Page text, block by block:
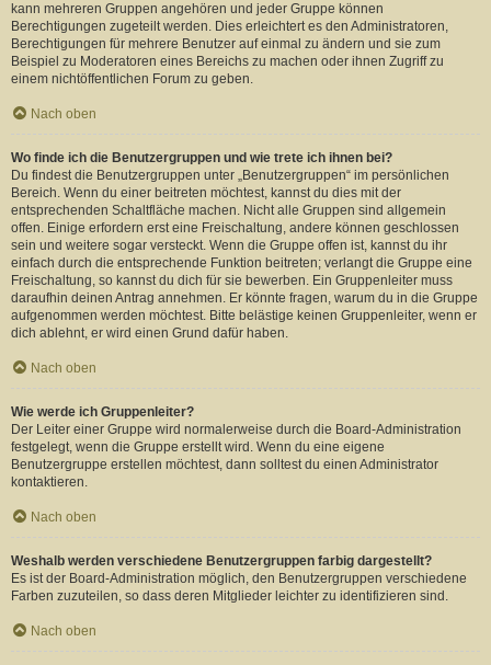
kann mehreren Gruppen angehören und jeder Gruppe können
Berechtigungen zugeteilt werden. Dies erleichtert es den Administratoren,
Berechtigungen für mehrere Benutzer auf einmal zu ändern und sie zum
Beispiel zu Moderatoren eines Bereichs zu machen oder ihnen Zugriff zu
einem nichtöffentlichen Forum zu geben.
Nach oben
Wo finde ich die Benutzergruppen und wie trete ich ihnen bei?
Du findest die Benutzergruppen unter „Benutzergruppen“ im persönlichen
Bereich. Wenn du einer beitreten möchtest, kannst du dies mit der
entsprechenden Schaltfläche machen. Nicht alle Gruppen sind allgemein
offen. Einige erfordern erst eine Freischaltung, andere können geschlossen
sein und weitere sogar versteckt. Wenn die Gruppe offen ist, kannst du ihr
einfach durch die entsprechende Funktion beitreten; verlangt die Gruppe eine
Freischaltung, so kannst du dich für sie bewerben. Ein Gruppenleiter muss
daraufhin deinen Antrag annehmen. Er könnte fragen, warum du in die Gruppe
aufgenommen werden möchtest. Bitte belästige keinen Gruppenleiter, wenn er
dich ablehnt, er wird einen Grund dafür haben.
Nach oben
Wie werde ich Gruppenleiter?
Der Leiter einer Gruppe wird normalerweise durch die Board-Administration
festgelegt, wenn die Gruppe erstellt wird. Wenn du eine eigene
Benutzergruppe erstellen möchtest, dann solltest du einen Administrator
kontaktieren.
Nach oben
Weshalb werden verschiedene Benutzergruppen farbig dargestellt?
Es ist der Board-Administration möglich, den Benutzergruppen verschiedene
Farben zuzuteilen, so dass deren Mitglieder leichter zu identifizieren sind.
Nach oben